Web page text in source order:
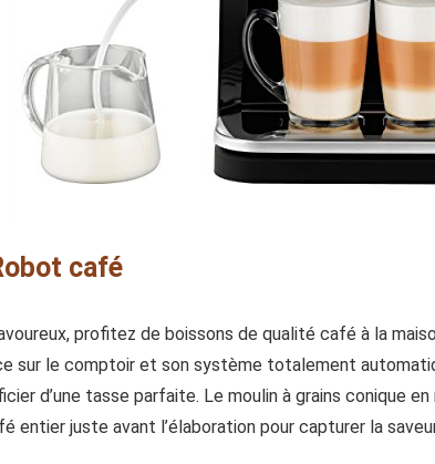
café
profitez de boissons de qualité café à la
sur le comptoir et son système totalement
d’une tasse parfaite. Le moulin à grains conique
entier juste avant l’élaboration pour capturer la